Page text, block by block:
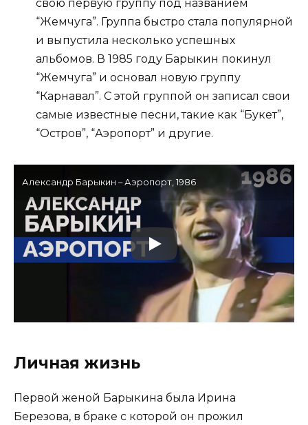
свою первую группу под названием
“Жемчуга”. Группа быстро стала популярной
и выпустила несколько успешных
альбомов. В 1985 году Барыкин покинул
“Жемчуга” и основал новую группу
“Карнавал”. С этой группой он записал свои
самые известные песни, такие как “Букет”,
“Остров”, “Аэропорт” и другие.
Александр Барыкин – Аэропорт, 1986
Личная жизнь
Первой женой Барыкина была Ирина
Березова, в браке с которой он прожил